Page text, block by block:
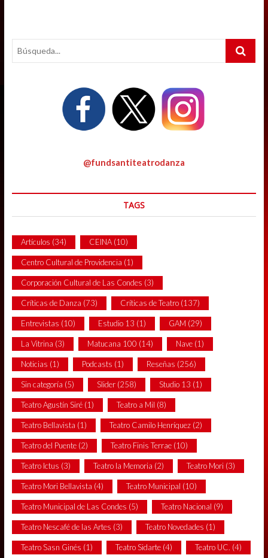
Search
@fundsantiteatrodanza
TAGS
Artículos (34) CEINA(10)
Centro Cultural de Providencia (1)
Corporación Cultural de Las Condes (3)
Críticas de Danza (73) Críticas de Teatro(137)
Entrevistas (10) Estudio 13 (1) GAM (29)
La Vitrina (3) Matucana 100 (14) Nave(1)
Noticias (1) Podcasts (1) Reseñas (256)
Sin categoría (5) Slider(258) Studio 13 (1)
Teatro Agustín Siré(1) Teatro a Mil (8)
Teatro Bellavista (1) Teatro Camilo Henríquez(2)
Teatro del Puente(2) Teatro Finis Terrae(10)
Teatro Ictus (3) Teatro la Memoria (2) Teatro Mori (3)
Teatro Mori Bellavista (4) Teatro Municipal (10)
Teatro Municipal de Las Condes (5) Teatro Nacional (9)
Teatro Nescafé de las Artes (3) Teatro Novedades (1)
Teatro Sasn Ginés (1) Teatro Sidarte(4) Teatro UC. (4)